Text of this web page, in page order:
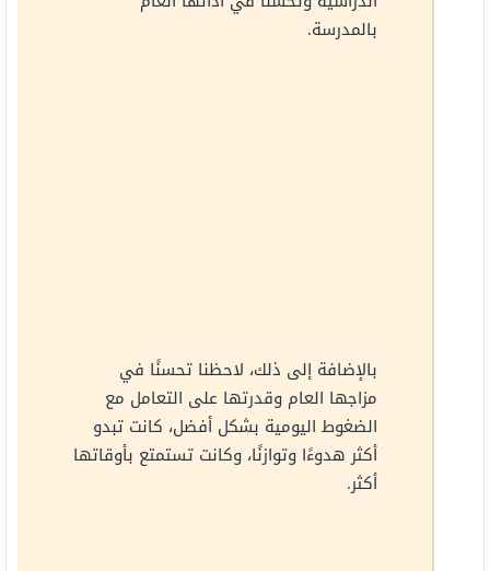
بالمدرسة.
بالإضافة إلى ذلك، لاحظنا تحسنًا في
مزاجها العام وقدرتها على التعامل مع
الضغوط اليومية بشكل أفضل، كانت تبدو
أكثر هدوءًا وتوازنًا، وكانت تستمتع بأوقاتها
أكثر.